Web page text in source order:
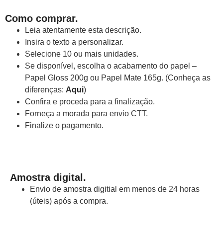
Como comprar.
Leia atentamente esta descrição.
Insira o texto a personalizar.
Selecione 10 ou mais unidades.
Se disponível, escolha o acabamento do papel –
Papel Gloss 200g ou Papel Mate 165g. (Conheça as
diferenças: Aqui)
Confira e proceda para a finalização.
Forneça a morada para envio CTT.
Finalize o pagamento.
Amostra digital.
Envio de amostra digitial em menos de 24 horas
(úteis) após a compra.